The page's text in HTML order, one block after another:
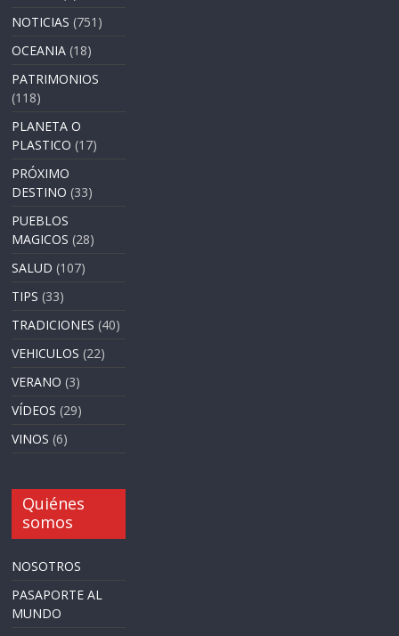
NOTICIAS (751)
OCEANIA (18)
PATRIMONIOS
(118)
PLANETA O
PLASTICO (17)
PRÓXIMO
DESTINO (33)
PUEBLOS
MAGICOS (28)
SALUD (107)
TIPS (33)
TRADICIONES (40)
VEHICULOS (22)
VERANO (3)
VÍDEOS (29)
VINOS (6)
Quiénes
somos
NOSOTROS
PASAPORTE AL
MUNDO